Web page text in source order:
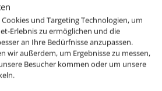
und Targeting Technologien, um
Erlebnis zu ermöglichen und die
an Ihre Bedürfnisse anzupassen.
wir außerdem, um Ergebnisse zu messen,
Besucher kommen oder um unsere